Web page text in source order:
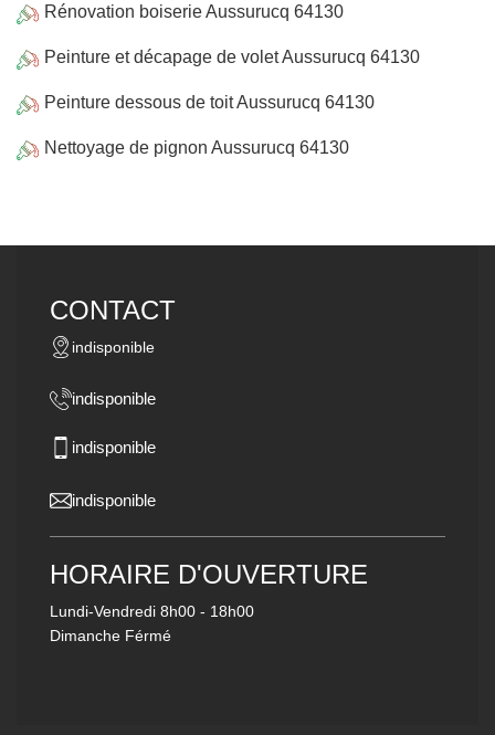
Rénovation boiserie Aussurucq 64130
Peinture et décapage de volet Aussurucq 64130
Peinture dessous de toit Aussurucq 64130
Nettoyage de pignon Aussurucq 64130
CONTACT
indisponible
indisponible
indisponible
indisponible
HORAIRE D'OUVERTURE
Lundi-Vendredi 8h00 - 18h00
Dimanche Férmé